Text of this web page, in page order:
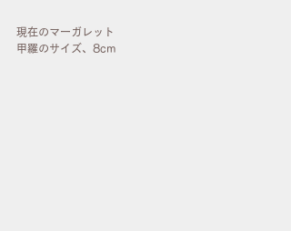
現在のマーガレット
甲羅のサイズ、8cm